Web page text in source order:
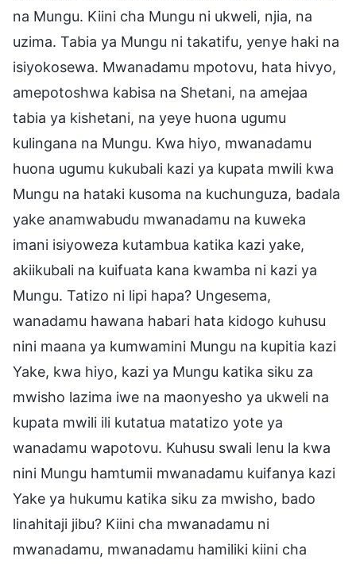
na Mungu. Kiini cha Mungu ni ukweli, njia, na
uzima. Tabia ya Mungu ni takatifu, yenye haki na
isiyokosewa. Mwanadamu mpotovu, hata hivyo,
amepotoshwa kabisa na Shetani, na amejaa
tabia ya kishetani, na yeye huona ugumu
kulingana na Mungu. Kwa hiyo, mwanadamu
huona ugumu kukubali kazi ya kupata mwili kwa
Mungu na hataki kusoma na kuchunguza, badala
yake anamwabudu mwanadamu na kuweka
imani isiyoweza kutambua katika kazi yake,
akiikubali na kuifuata kana kwamba ni kazi ya
Mungu. Tatizo ni lipi hapa? Ungesema,
wanadamu hawana habari hata kidogo kuhusu
nini maana ya kumwamini Mungu na kupitia kazi
Yake, kwa hiyo, kazi ya Mungu katika siku za
mwisho lazima iwe na maonyesho ya ukweli na
kupata mwili ili kutatua matatizo yote ya
wanadamu wapotovu. Kuhusu swali lenu la kwa
nini Mungu hamtumii mwanadamu kuifanya kazi
Yake ya hukumu katika siku za mwisho, bado
linahitaji jibu? Kiini cha mwanadamu ni
mwanadamu, mwanadamu hamiliki kiini cha